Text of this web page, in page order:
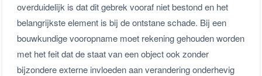
overduidelijk is dat dit gebrek vooraf niet bestond en het
belangrijkste element is bij de ontstane schade. Bij een
bouwkundige vooropname moet rekening gehouden worden
met het feit dat de staat van een object ook zonder
bijzondere externe invloeden aan verandering onderhevig